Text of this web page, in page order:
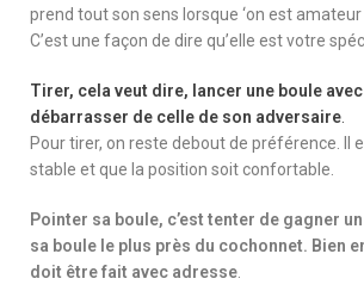
prend tout son sens lorsque ‘on est
C’est une façon de dire qu’elle est votre
Tirer, cela veut dire, lancer une boule
débarrasser de celle de son adversaire.
Pour tirer, on reste debout de préférence. Il
stable et que la position soit confortable.
Pointer sa boule, c’est tenter de gagner
sa boule le plus près du cochonnet. Bien
doit être fait avec adresse.